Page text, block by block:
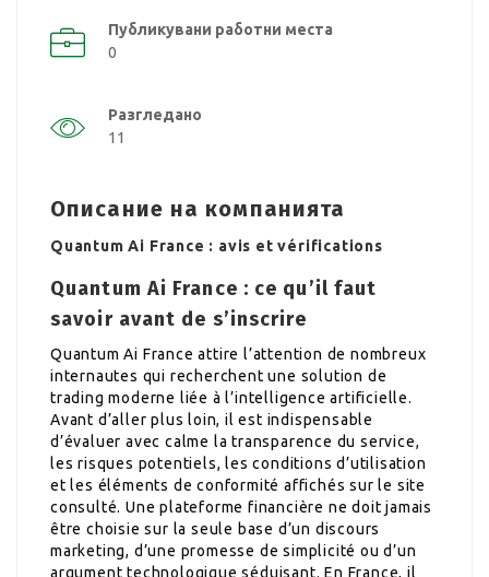
Публикувани работни места
0
Разгледано
11
Описание на компанията
Quantum Ai France : avis et vérifications
Quantum Ai France : ce qu’il faut
savoir avant de s’inscrire
Quantum Ai France attire l’attention de nombreux
internautes qui recherchent une solution de
trading moderne liée à l’intelligence artificielle.
Avant d’aller plus loin, il est indispensable
d’évaluer avec calme la transparence du service,
les risques potentiels, les conditions d’utilisation
et les éléments de conformité affichés sur le site
consulté. Une plateforme financière ne doit jamais
être choisie sur la seule base d’un discours
marketing, d’une promesse de simplicité ou d’un
argument technologique séduisant. En France, il